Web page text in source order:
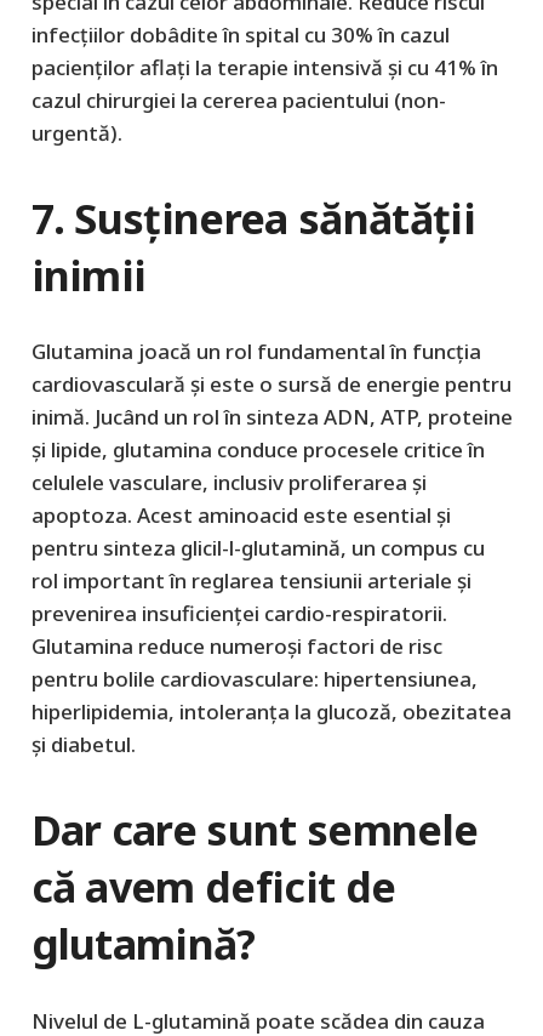
infecțiilor dobâdite în spital cu 30% în cazul
pacienților aflați la terapie intensivă și cu 41% în
cazul chirurgiei la cererea pacientului (non-
urgentă).
7. Susținerea sănătății
inimii
Glutamina joacă un rol fundamental în funcția
cardiovasculară și este o sursă de energie pentru
inimă. Jucând un rol în sinteza ADN, ATP, proteine
și lipide, glutamina conduce procesele critice în
celulele vasculare, inclusiv proliferarea și
apoptoza. Acest aminoacid este esential și
pentru sinteza glicil-l-glutamină, un compus cu
rol important în reglarea tensiunii arteriale și
prevenirea insuficienței cardio-respiratorii.
Glutamina reduce numeroși factori de risc
pentru bolile cardiovasculare: hipertensiunea,
hiperlipidemia, intoleranța la glucoză, obezitatea
și diabetul.
Dar care sunt semnele
că avem deficit de
glutamină?
Nivelul de L-glutamină poate scădea din cauza